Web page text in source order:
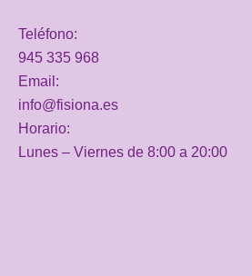
Teléfono:
945 335 968
Email:
info@fisiona.es
Horario:
Lunes – Viernes de 8:00 a 20:00